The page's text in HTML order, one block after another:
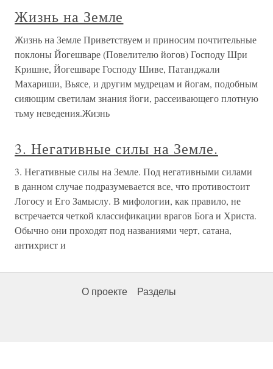
Жизнь на Земле
Жизнь на Земле Приветствуем и приносим почтительные
поклоны Йогешваре (Повелителю йогов) Господу Шри
Кришне, Йогешваре Господу Шиве, Патанджали
Махариши, Вьясе, и другим мудрецам и йогам, подобным
сияющим светилам знания йоги, рассеивающего плотную
тьму неведения.Жизнь
3. Негативные силы на Земле.
3. Негативные силы на Земле. Под негативными силами
в данном случае подразумевается все, что противостоит
Логосу и Его Замыслу. В мифологии, как правило, не
встречается четкой классификации врагов Бога и Христа.
Обычно они проходят под названиями черт, сатана,
антихрист и
О проекте Разделы